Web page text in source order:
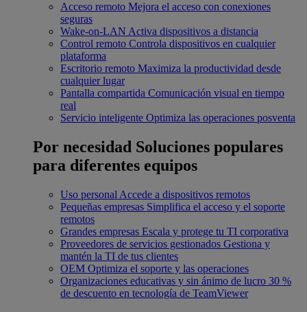
Acceso remoto Mejora el acceso con conexiones
seguras
Wake-on-LAN Activa dispositivos a distancia
Control remoto Controla dispositivos en cualquier
plataforma
Escritorio remoto Maximiza la productividad desde
cualquier lugar
Pantalla compartida Comunicación visual en tiempo
real
Servicio inteligente Optimiza las operaciones posventa
Por necesidad Soluciones populares
para diferentes equipos
Uso personal Accede a dispositivos remotos
Pequeñas empresas Simplifica el acceso y el soporte
remotos
Grandes empresas Escala y protege tu TI corporativa
Proveedores de servicios gestionados Gestiona y
mantén la TI de tus clientes
OEM Optimiza el soporte y las operaciones
Organizaciones educativas y sin ánimo de lucro 30 %
de descuento en tecnología de TeamViewer